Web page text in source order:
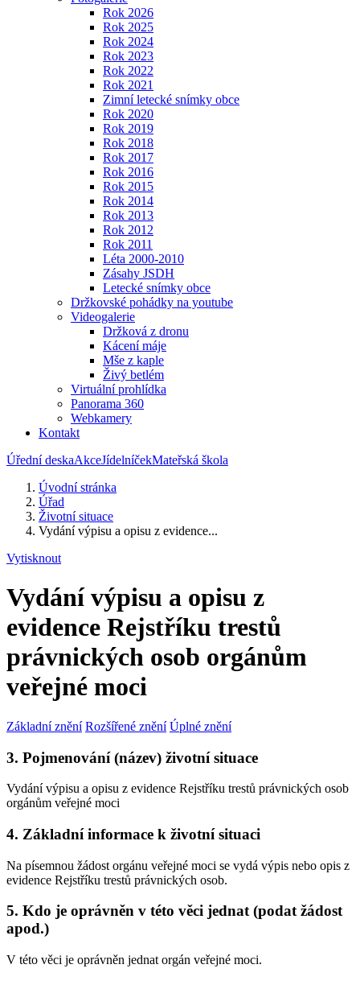
Rok 2026
Rok 2025
Rok 2024
Rok 2023
Rok 2022
Rok 2021
Zimní letecké snímky obce
Rok 2020
Rok 2019
Rok 2018
Rok 2017
Rok 2016
Rok 2015
Rok 2014
Rok 2013
Rok 2012
Rok 2011
Léta 2000-2010
Zásahy JSDH
Letecké snímky obce
Držkovské pohádky na youtube
Videogalerie
Držková z dronu
Kácení máje
Mše z kaple
Živý betlém
Virtuální prohlídka
Panorama 360
Webkamery
Kontakt
Úřední deskaAkceJídelníčekMateřská škola
Úvodní stránka
Úřad
Životní situace
Vydání výpisu a opisu z evidence...
Vytisknout
Vydání výpisu a opisu z
evidence Rejstříku trestů
právnických osob orgánům
veřejné moci
Základní znění Rozšířené znění Úplné znění
3. Pojmenování (název) životní situace
Vydání výpisu a opisu z evidence Rejstříku trestů právnických osob
orgánům veřejné moci
4. Základní informace k životní situaci
Na písemnou žádost orgánu veřejné moci se vydá výpis nebo opis z
evidence Rejstříku trestů právnických osob.
5. Kdo je oprávněn v této věci jednat (podat žádost
apod.)
V této věci je oprávněn jednat orgán veřejné moci.